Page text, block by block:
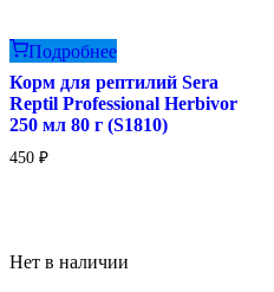
Подробнее
Корм для рептилий Sera
Reptil Professional Herbivor
250 мл 80 г (S1810)
450 ₽
Нет в наличии